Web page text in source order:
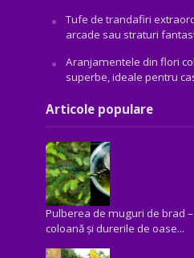
Tufe de trandafiri
arcade sau straturi
Aranjamentele din flori
superbe, ideale pentru
Articole populare
Pulberea de muguri de brad
coloană și durerile de oase...